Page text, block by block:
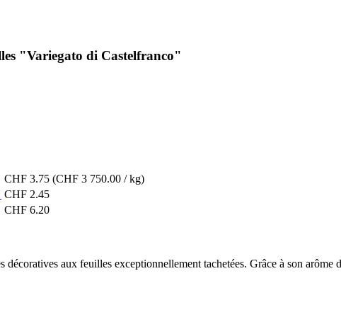
"Variegato di Castelfranco"
CHF 3.75 (CHF 3 750.00 / kg)
CHF 2.45
CHF 6.20
aux feuilles exceptionnellement tachetées. Grâce à son